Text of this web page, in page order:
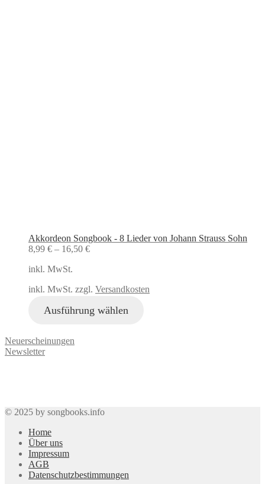
Akkordeon Songbook - 8 Lieder von Johann Strauss Sohn
8,99 € – 16,50 €
inkl. MwSt.
inkl. MwSt. zzgl. Versandkosten
Ausführung wählen
Neuerscheinungen
Newsletter
© 2025 by songbooks.info
Home
Über uns
Impressum
AGB
Datenschutzbestimmungen